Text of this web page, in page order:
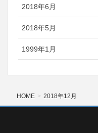
2018年6月
2018年5月
1999年1月
HOME 2018年12月